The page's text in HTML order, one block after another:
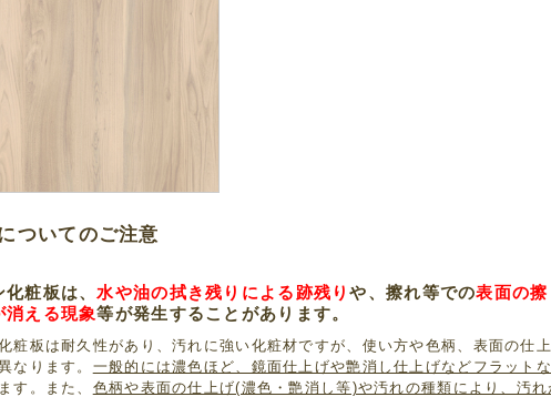
ついてのご注意
化粧板は、水や油の拭き残りによる跡残りや、擦れ等での表面の
消える現象等が発生することがあります。
粧板は耐久性があり、汚れに強い化粧材ですが、使い方や色柄、表面の仕
なります。 一般的には濃色ほど、鏡面仕上げや艶消し仕上げなどフラット
す。また、 色柄や表面の仕上げ(濃色・艶消し等)や汚れの種類により、汚れ